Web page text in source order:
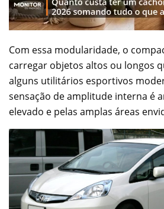
Com essa modularidade, o
carregar objetos altos ou longos
alguns utilitários esportivos
sensação de amplitude interna é
elevado e pelas amplas áreas